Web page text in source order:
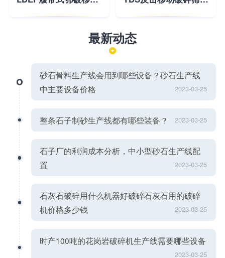
最新动态
砂石骨料生产线会用到哪些设备？砂石生产线
中主要设备价格
2023-03-25
整条石子制砂生产线都有哪些装备？ 2023-03-25
石子厂的利润成本分析，中小型砂石生产线配
置
2023-03-25
石灰石破碎用什么机器好破碎石灰石用的破碎
机价格多少钱
2023-03-25
时产100吨的花岗岩破碎机生产线需要哪些设备
2023-03-25